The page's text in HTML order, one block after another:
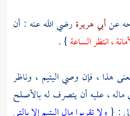
عنأبي هريرةرضي الله عنه : أن
، انتظر الساعة} .
هذا ، فإن وصي اليتيم ، وناظر
، عليه أن يتصرف له بالأصلح